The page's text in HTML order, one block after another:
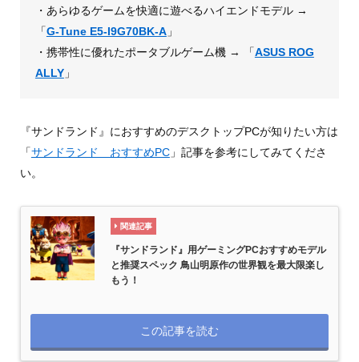
・あらゆるゲームを快適に遊べるハイエンドモデル →
「G-Tune E5-I9G70BK-A」
・携帯性に優れたポータブルゲーム機 → 「ASUS ROG
ALLY」
『サンドランド』におすすめのデスクトップPCが知りたい方は
「サンドランド おすすめPC」記事を参考にしてみてくださ
い。
関連記事
『サンドランド』用ゲーミングPCおすすめモデル
と推奨スペック 鳥山明原作の世界観を最大限楽し
もう！
この記事を読む